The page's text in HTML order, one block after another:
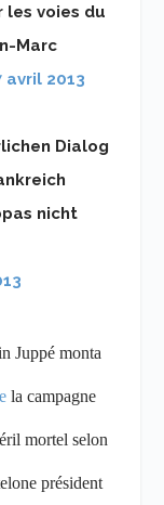
voies du
Marc
avril 2013
Dialog
nicht
Juppé monta
la campagne
mortel selon
président